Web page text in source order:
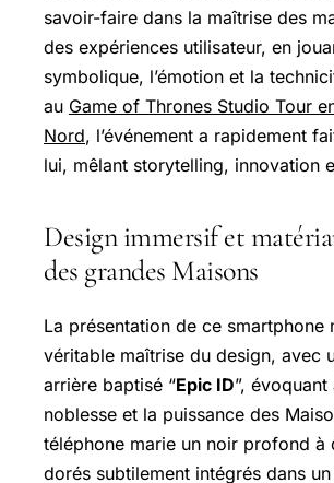
savoir-faire dans la maîtrise des
des expériences utilisateur, en
symbolique, l’émotion et la
au Game of Thrones Studio Tour
Nord, l’événement a rapidement
lui, mêlant storytelling, innovation
Design immersif et
des grandes Maisons
La présentation de ce smartphone
véritable maîtrise du design, avec
arrière baptisé “Epic ID”,
noblesse et la puissance des
téléphone marie un noir profond à
dorés subtilement intégrés dans